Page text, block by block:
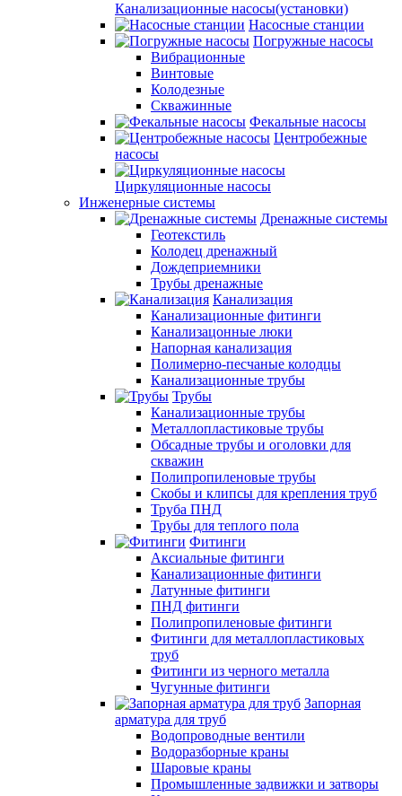
Канализационные насосы(установки)
Насосные станции
Погружные насосы
Вибрационные
Винтовые
Колодезные
Скважинные
Фекальные насосы
Центробежные
насосы
Циркуляционные насосы
Инженерные системы
Дренажные системы
Геотекстиль
Колодец дренажный
Дождеприемники
Трубы дренажные
Канализация
Канализационные фитинги
Канализацонные люки
Напорная канализация
Полимерно-песчаные колодцы
Канализационные трубы
Трубы
Канализационные трубы
Металлопластиковые трубы
Обсадные трубы и оголовки для
скважин
Полипропиленовые трубы
Скобы и клипсы для крепления труб
Труба ПНД
Трубы для теплого пола
Фитинги
Аксиальные фитинги
Канализационные фитинги
Латунные фитинги
ПНД фитинги
Полипропиленовые фитинги
Фитинги для металлопластиковых
труб
Фитинги из черного металла
Чугунные фитинги
Запорная
арматура для труб
Водопроводные вентили
Водоразборные краны
Шаровые краны
Промышленные задвижки и затворы